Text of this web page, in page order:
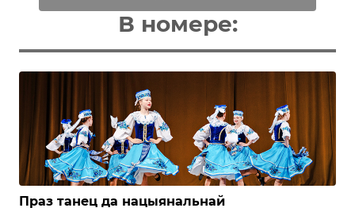
В номере:
Праз танец да нацыянальнай